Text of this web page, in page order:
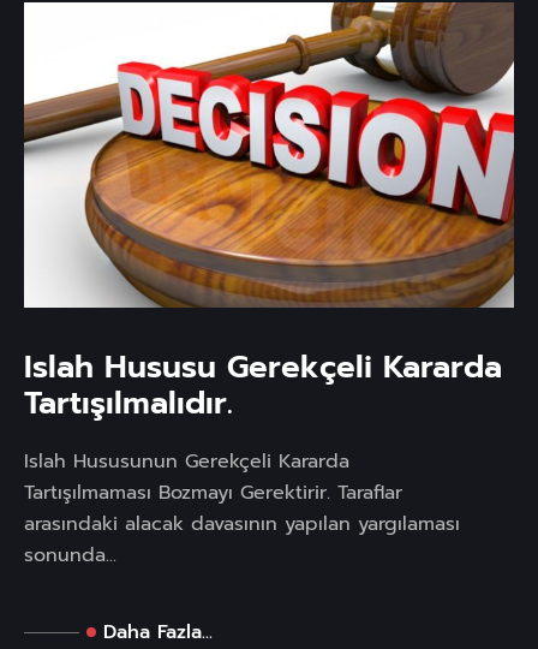
Islah Hususu Gerekçeli Kararda
Tartışılmalıdır.
Islah Hususunun Gerekçeli Kararda
Tartışılmaması Bozmayı Gerektirir. Taraflar
arasındaki alacak davasının yapılan yargılaması
sonunda...
Daha Fazla...